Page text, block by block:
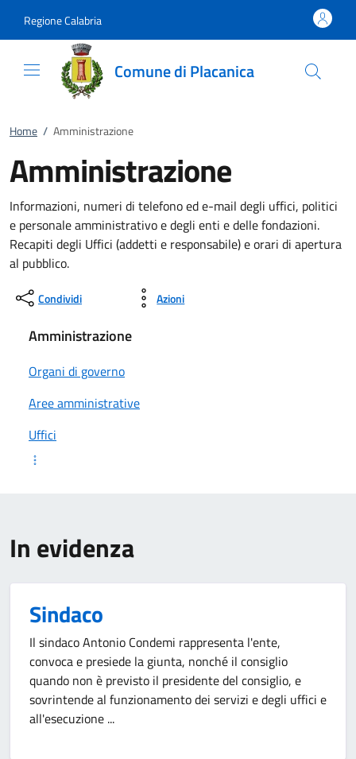
Regione Calabria
Comune di Placanica
Home / Amministrazione
Amministrazione
Informazioni, numeri di telefono ed e-mail degli uffici, politici
e personale amministrativo e degli enti e delle fondazioni.
Recapiti degli Uffici (addetti e responsabile) e orari di apertura
al pubblico.
Condividi Azioni
Amministrazione
Organi di governo
Aree amministrative
Uffici
In evidenza
Sindaco
Il sindaco Antonio Condemi rappresenta l'ente,
convoca e presiede la giunta, nonché il consiglio
quando non è previsto il presidente del consiglio, e
sovrintende al funzionamento dei servizi e degli uffici e
all'esecuzione ...